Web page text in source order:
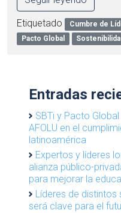
Etiquetado Cumbre de
Pacto Global
Entradas
SBTi y Pacto
AFOLU en el
latinoamérica
Expertos y líderes
alianza público-
para mejorar la
Líderes de
será clave para el